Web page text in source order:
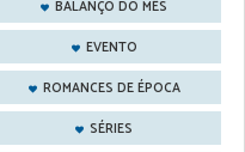
BALANÇO DO MÊS
EVENTO
ROMANCES DE ÉPOCA
SÉRIES